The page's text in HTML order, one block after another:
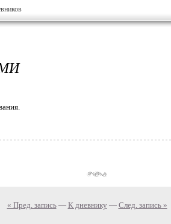
« Пред. запись— К дневнику — След. запись »